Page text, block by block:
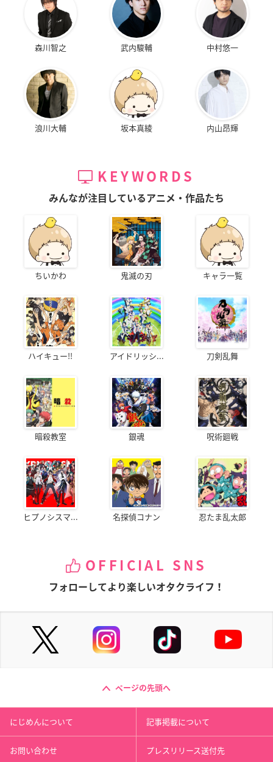
森川智之 武内駿輔 中村悠一
浪川大輔 坂本真綾 内山昂輝
KEYWORDS
みんなが注目しているアニメ・作品たち
ちいかわ 鬼滅の刃 キャラ一覧
ハイキュー!! アイドリッシ... 刀剣乱舞
暗殺教室 銀魂 呪術廻戦
ヒプノシスマ... 名探偵コナン 忍たま乱太郎
OFFICIAL SNS
フォローしてより楽しいオタクライフ！
ページの先頭へ
にじめんについて 記事掲載について
お問い合わせ プレスリリース送付先